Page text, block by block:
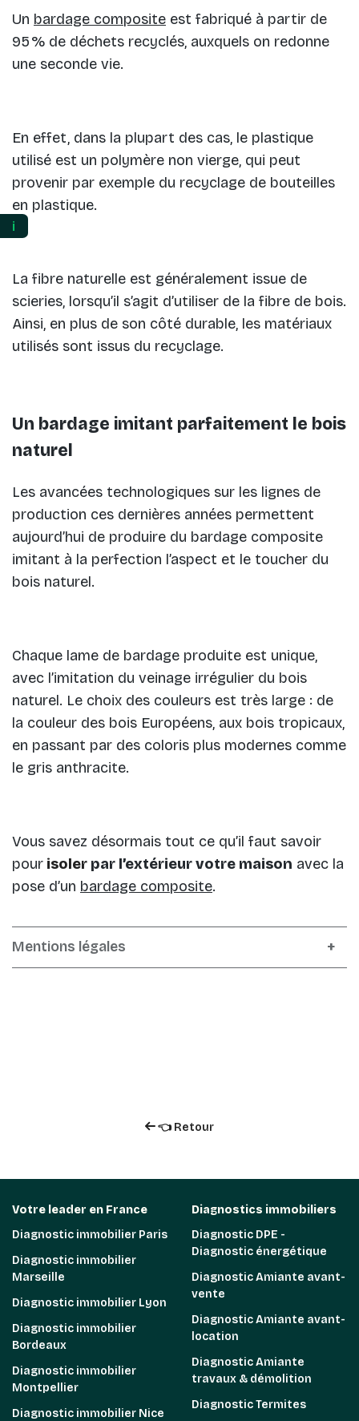
Un bardage composite est fabriqué à partir de
95 % de déchets recyclés, auxquels on redonne
une seconde vie.
En effet, dans la plupart des cas, le plastique
utilisé est un polymère non vierge, qui peut
provenir par exemple du recyclage de bouteilles
en plastique.
La fibre naturelle est généralement issue de
scieries, lorsqu’il s’agit d’utiliser de la fibre de bois.
Ainsi, en plus de son côté durable, les matériaux
utilisés sont issus du recyclage.
Un bardage imitant parfaitement le bois
naturel
Les avancées technologiques sur les lignes de
production ces dernières années permettent
aujourd’hui de produire du bardage composite
imitant à la perfection l’aspect et le toucher du
bois naturel.
Chaque lame de bardage produite est unique,
avec l’imitation du veinage irrégulier du bois
naturel. Le choix des couleurs est très large : de
la couleur des bois Européens, aux bois tropicaux,
en passant par des coloris plus modernes comme
le gris anthracite.
Vous savez désormais tout ce qu’il faut savoir
pour isoler par l’extérieur votre maison avec la
pose d’un bardage composite.
Mentions légales
👈 Retour
Votre leader en France
Diagnostic immobilier Paris
Diagnostic immobilier
Marseille
Diagnostic immobilier Lyon
Diagnostic immobilier
Bordeaux
Diagnostic immobilier
Montpellier
Diagnostic immobilier Nice
Diagnostics immobiliers
Diagnostic DPE -
Diagnostic énergétique
Diagnostic Amiante avant-
vente
Diagnostic Amiante avant-
location
Diagnostic Amiante
travaux & démolition
Diagnostic Termites
ℹ️